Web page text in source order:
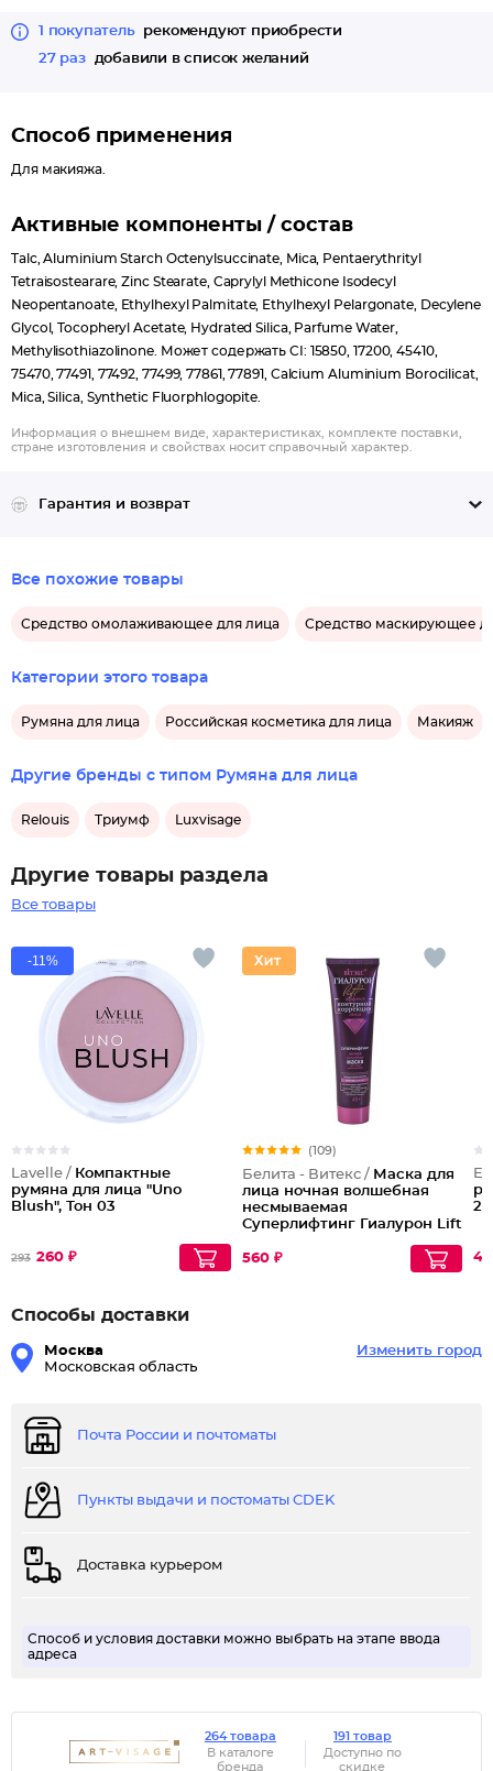
часть скуловой кости и подбородок.
1 покупатель
рекомендуют приобрести
27 раз
добавили в список желаний
Способ применения
Для макияжа.
Активные компоненты / состав
Talc, Aluminium Starch Octenylsuccinate, Mica, Pentaerythrityl
Tetraisostearare, Zinc Stearate, Caprylyl Methicone Isodecyl
Neopentanoate, Ethylhexyl Palmitate, Ethylhexyl Pelargonate, Decylene
Glycol, Tocopheryl Acetate, Hydrated Silica, Parfume Water,
Methylisothiazolinone. Может содержать CI: 15850, 17200, 45410,
75470, 77491, 77492, 77499, 77861, 77891, Calcium Aluminium Borocilicat,
Mica, Silica, Synthetic Fluorphlogopite.
Информация о внешнем виде, характеристиках, комплекте поставки,
стране изготовления и свойствах носит справочный характер.
Гарантия и возврат
Все похожие товары
Средство омолаживающее для лица Средство маскирующее
Категории этого товара
Румяна для лица Российская косметика для лица Макияж
Другие бренды с типом Румяна для лица
Relouis Триумф Luxvisage
Другие товары раздела
Все товары
-11%
Lavelle / Компактные
румяна для лица "Uno
Blush", Тон 03
293 260 ₽
(109)
Белита - Витекс / Маска для
лица ночная волшебная
несмываемая
Суперлифтинг Гиалурон Lift
560 ₽
Способы доставки
Москва
Московская область
Изменить город
Почта России и почтоматы
Пункты выдачи и постоматы CDEK
Доставка курьером
Способ и условия доставки можно выбрать на этапе ввода
адреса
264 товара
В каталоге
бренда
191 товар
Доступно по
скидке